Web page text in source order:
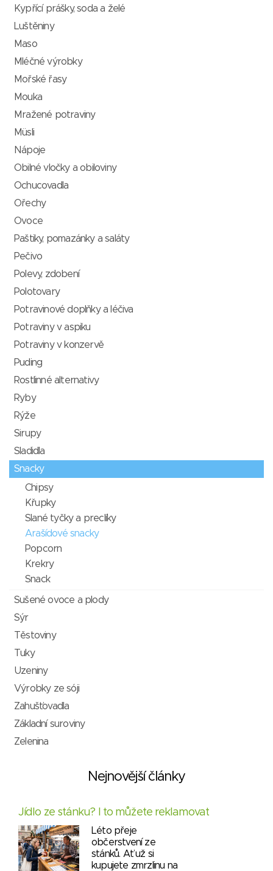
Kypřící prášky, soda a želé
Luštěniny
Maso
Mléčné výrobky
Mořské řasy
Mouka
Mražené potraviny
Müsli
Nápoje
Obilné vločky a obiloviny
Ochucovadla
Ořechy
Ovoce
Paštiky, pomazánky a saláty
Pečivo
Polevy, zdobení
Polotovary
Potravinové doplňky a léčiva
Potraviny v aspiku
Potraviny v konzervě
Puding
Rostlinné alternativy
Ryby
Rýže
Sirupy
Sladidla
Snacky
Chipsy
Křupky
Slané tyčky a preclíky
Arašídové snacky
Popcorn
Krekry
Snack
Sušené ovoce a plody
Sýr
Těstoviny
Tuky
Uzeniny
Výrobky ze sóji
Zahušťovadla
Základní suroviny
Zelenina
Nejnovější články
Jídlo ze stánku? I to můžete reklamovat
Léto přeje
občerstvení ze
stánků. Ať už si
kupujete zmrzlinu na